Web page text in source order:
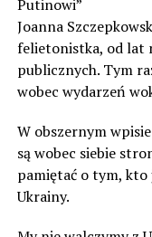
Putinowi”
Joanna
felietonistka, od lat
publicznych. Tym
wobec wydarzeń
W obszernym
są wobec siebie
pamiętać o tym,
Ukrainy.